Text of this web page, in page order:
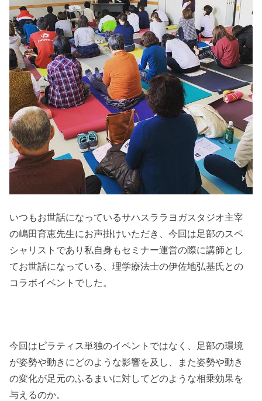
いつもお世話になっているサハスララヨガスタジオ主宰
の嶋田育恵先生にお声掛けいただき、今回は足部のスペ
シャリストであり私自身もセミナー運営の際に講師とし
てお世話になっている、理学療法士の伊佐地弘基氏との
コラボイベントでした。
今回はピラティス単独のイベントではなく、足部の環境
が姿勢や動きにどのような影響を及し、また姿勢や動き
の変化が足元のふるまいに対してどのような相乗効果を
与えるのか。